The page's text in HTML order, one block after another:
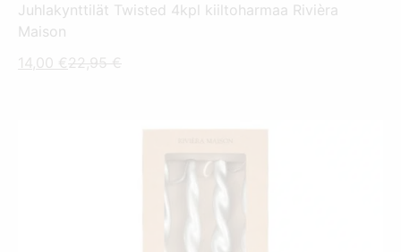
Juhlakynttilät Twisted 4kpl kiiltoharmaa Rivièra
Maison
14,00 €Nykyinen
22,95€Alkuperäinen
22,95 €.